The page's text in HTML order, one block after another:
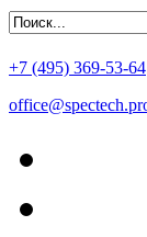
+7 (495) 369-53-64